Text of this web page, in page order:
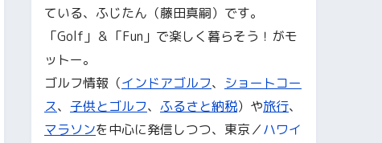
ている、ふじたん（藤田真嗣）です。
「Golf」＆「Fun」で楽しく暮らそう！がモ
ットー。
ゴルフ情報（インドアゴルフ、 ショートコー
ス、 子供とゴルフ、 ふるさと納税）や旅行、
マラソンを中心に発信しつつ、東京／ハワイ